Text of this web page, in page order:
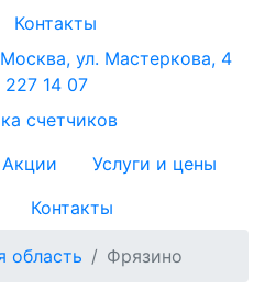
Контакты
Москва, ул. Мастеркова, 4
14 07
счетчиков
Акции
Услуги и цены
Контакты
область Фрязино